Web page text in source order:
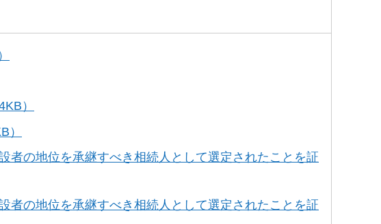
）
）
者の地位を承継すべき相続人として選定されたことを証
者の地位を承継すべき相続人として選定されたことを証